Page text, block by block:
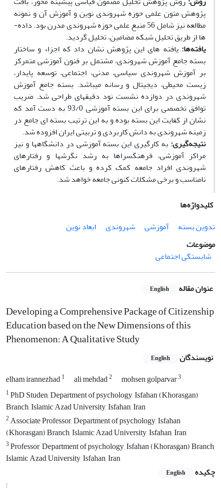
پژوهش متون علمی حوزه شهروندی نوین و آموزش آن و نمونه
مطالعه نیز شامل 56 منبع علمی حوزه شهروندی مدرن بود. داده­
ها از طریق تحلیل شبکه مضامین، تحلیل گردید.
یافته‌ها: یافته­ های این پژوهش نشان داد که اجزاء و ساختار
بسته جامع آموزش شهروندی، مشتمل بر فنون آموزشی متمرکز
بر آموزش شهروندی سیاسی، مدنی، اجتماعی، توسعه پایدار،
زیست­ محیطی، دیجیتال و رسانه می­باشد. بسته جامع آموزش
شهروندی در دوازده نشست نود دقیقه­ای طراحی شد. ضریب
توافق تخصصی برای این بسته آموزشی 93/0 به­ دست آمد که
نشان از کفایت این بسته بوده و به این ترتیب بسته ­ای جامع در
زمینه شهروندی به دانش کاربردی و تربیتی ایران افزوده شد.
نتیجه‌گیری: به­ کارگیری این بسته آموزشی در دانشگاه­ها و نیز
مراکز آموزشی، فرهنگسراها به رشد نگرش­ها و رفتارهای
شهروندی افراد جامعه کمک کرده و باعث کاهش رفتارهای
نامناسب و برخی مشکلات کنونی جامعه خواهد شد.
کلیدواژه‌ها
تدوین بسته
آموزشی شهروندی
ابعاد نوین
موضوعات
شایستگی اجتماعی
عنوان مقاله English
Developing a Comprehensive Package of Citizenship
Education based on the New Dimensions of this
Phenomenon: A Qualitative Study
نویسندگان English
elham irannezhad1 ali mehdad2 mohsen golparvar3
1PhD Studen, Department of psychology, Isfahan (Khorasgan)
Branch, Islamic Azad University, Isfahan, Iran
2Associate Professor, Department of psychology, Isfahan
(Khorasgan) Branch, Islamic Azad University, Isfahan, Iran
3Professor, Department of psychology, Isfahan (Khorasgan) Branch,
Islamic Azad University, Isfahan, Iran
چکیده
English